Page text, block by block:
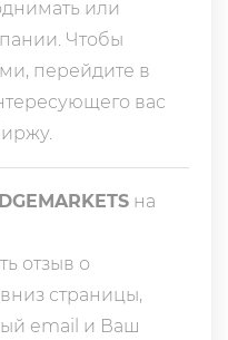
или
Чтобы
перейдите в
вас
на
отзыв о
страницы,
email и Ваш